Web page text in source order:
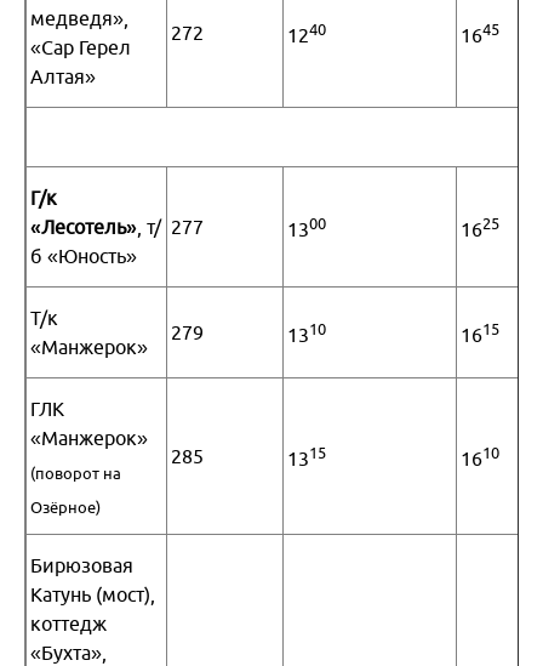
медведя»,
«Сар Герел
Алтая»
272 1240 1645
Г/к
«Лесотель» , т/
б «Юность»
277 1300 1625
Т/к
«Манжерок»
279 1310 1615
ГЛК
«Манжерок»
(поворот на
Озёрное)
285 1315 1610
Бирюзовая
Катунь (мост),
коттедж
«Бухта»,
Проживание c доставкой